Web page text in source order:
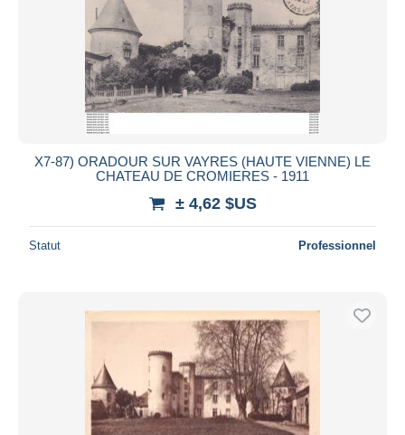
X7-87) ORADOUR SUR VAYRES (HAUTE VIENNE) LE
CHATEAU DE CROMIERES - 1911
± 4,62 $US
Statut Professionnel